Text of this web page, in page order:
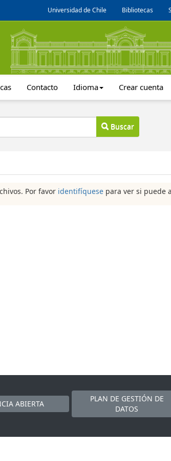
Universidad de Chile Bibliotecas
Contacto Idioma Crear cuenta
Buscar
Por favor identifíquese para ver si puede
ABIERTA
PLAN DE GESTIÓN DE
DATOS